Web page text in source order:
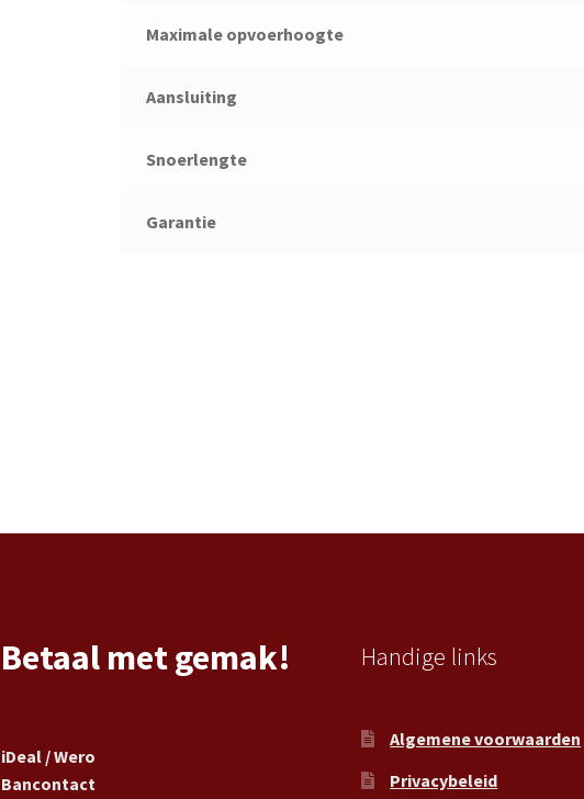
Maximale opvoerhoogte
Aansluiting
Snoerlengte
Garantie
Betaal met gemak!
iDeal / Wero
Bancontact
Handige links
Algemene voorwaarden
Privacybeleid